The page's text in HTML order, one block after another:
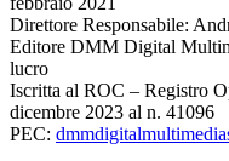
Direttore Responsabile:
Editore DMM Digital
lucro
Iscritta al ROC – Registro
dicembre 2023 al n. 41096
PEC: